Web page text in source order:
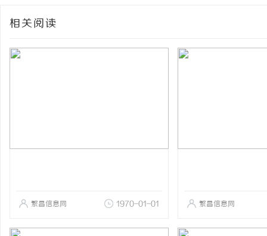
相关阅读
繁昌信息网 1970-01-01 繁昌信息网